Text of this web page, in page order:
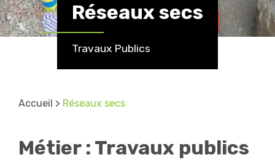
Réseaux secs
Travaux Publics
Accueil > Réseaux secs
Métier : Travaux publics